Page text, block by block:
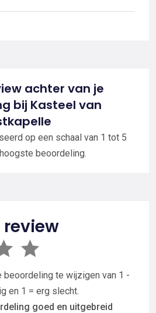
achter van je
bij Kasteel van
op een schaal van 1 tot 5
beoordeling.
review
beoordeling te wijzigen van 1 -
en 1 = erg slecht.
goed en uitgebreid